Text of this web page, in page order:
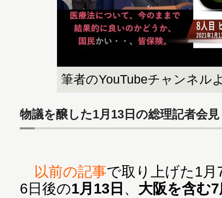
筆者のYouTubeチャンネル
物議を醸した1月13日の総理記者会見
以前の記事で取り上げた1
6日後の1月13日 、 大阪を含む